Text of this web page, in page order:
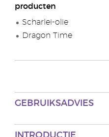
producten
Scharlei-olie
Dragon Time
GEBRUIKSADVIES